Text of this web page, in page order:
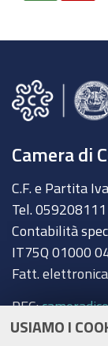
USIAMO I
Camera di
C.F. e Partita
Tel.
Contabilità
IT75Q 01000
Fatt. elettronica
PEC: